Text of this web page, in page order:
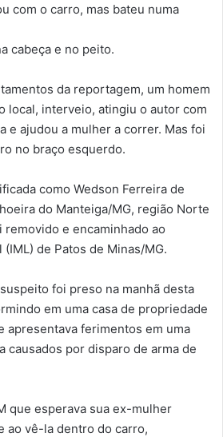
com o carro, mas bateu numa
cabeça e no peito.
da reportagem, um homem
local, interveio, atingiu o autor com
e ajudou a mulher a correr. Mas foi
no braço esquerdo.
como Wedson Ferreira de
do Manteiga/MG, região Norte
e encaminhado ao
de Patos de Minas/MG.
foi preso na manhã desta
em uma casa de propriedade
apresentava ferimentos em uma
causados por disparo de arma de
que esperava sua ex-mulher
ao vê-la dentro do carro,